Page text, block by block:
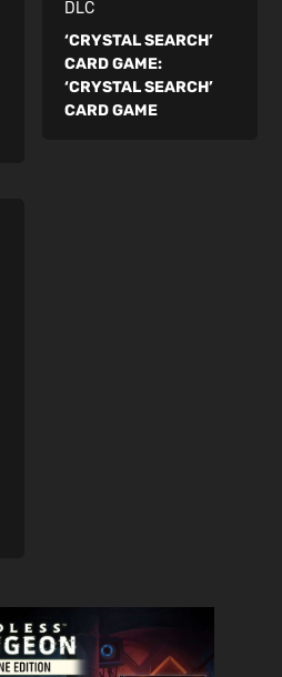
DLC
‘CRYSTAL SEARCH’
CARD GAME:
‘CRYSTAL SEARCH’
CARD GAME